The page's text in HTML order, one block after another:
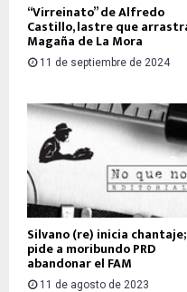
“Virreinato” de Alfredo
Castillo, lastre que
Magaña de La Mora
11 de septiembre de 2024
Silvano (re) inicia chantaje;
pide a moribundo PRD
abandonar el FAM
11 de agosto de 2023